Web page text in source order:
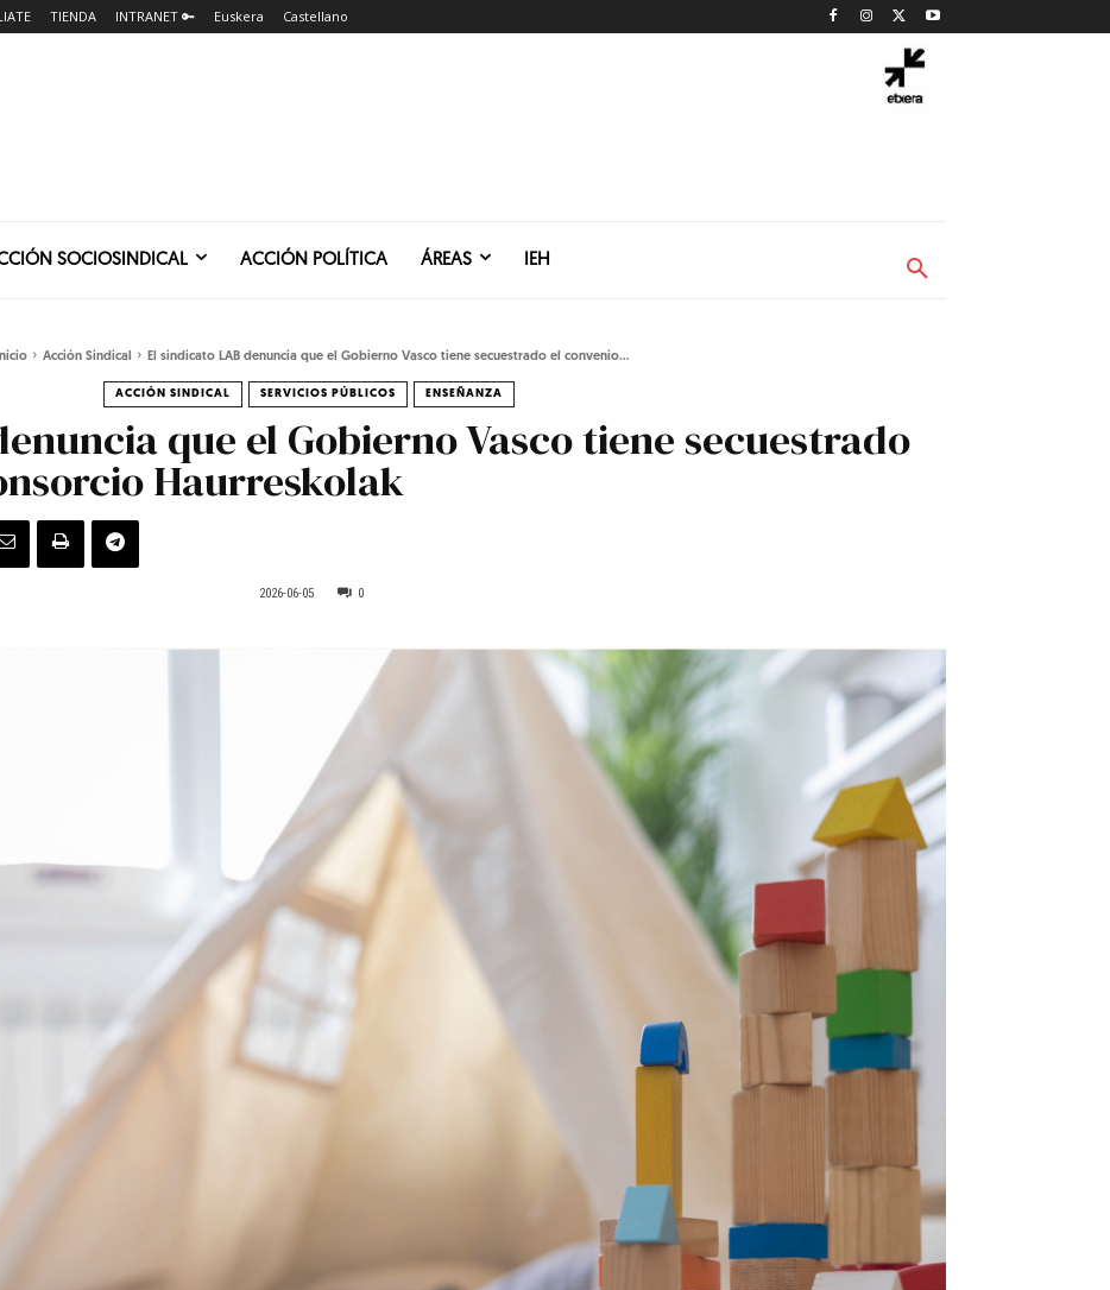
TIENDA INTRANET 🔑 Euskera Castellano
SOCIOSINDICAL ACCIÓN POLÍTICA ÁREAS IEH
Inicio Acción Sindical El sindicato LAB denuncia que el Gobierno Vasco tiene secuestrado el convenio...
ACCIÓN SINDICAL SERVICIOS PÚBLICOS ENSEÑANZA
que el Gobierno Vasco tiene secuestrado
Haurreskolak
2026-06-05 0